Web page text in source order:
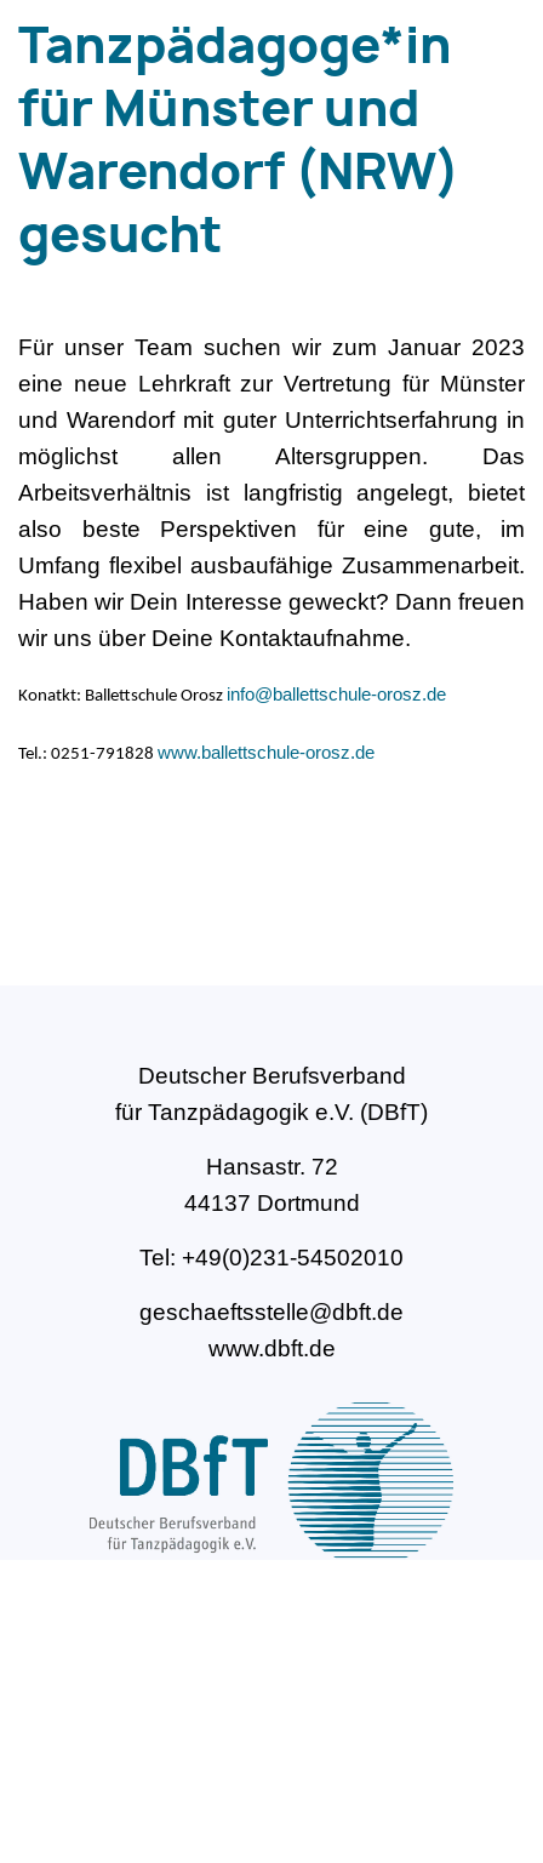
Tanzpädagoge*in
für Münster und
Warendorf (NRW)
gesucht
Für unser Team suchen wir zum Januar 2023
eine neue Lehrkraft zur Vertretung für Münster
und Warendorf mit guter Unterrichtserfahrung in
möglichst allen Altersgruppen. Das
Arbeitsverhältnis ist langfristig angelegt, bietet
also beste Perspektiven für eine gute, im
Umfang flexibel ausbaufähige Zusammenarbeit.
Haben wir Dein Interesse geweckt? Dann freuen
wir uns über Deine Kontaktaufnahme.
Konatkt: Ballettschule Orosz info@ballettschule-orosz.de
Tel.: 0251-791828 www.ballettschule-orosz.de
Deutscher Berufsverband
für Tanzpädagogik e.V. (DBfT)
Hansastr. 72
44137 Dortmund
Tel: +49(0)231-54502010
geschaeftsstelle@dbft.de
www.dbft.de